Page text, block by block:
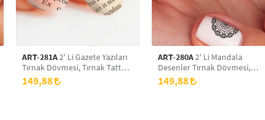
ART-281A2' Li Gazete Yazıları
Tırnak Dövmesi, Tırnak Tattoo,
Nail Art, Tırnak Sticker
149,88
ART-280A2' Li Mandala
Desenler Tırnak Dövmesi,
Tırnak Tattoo, Nail Art, Tırnak
Sticker
149,88